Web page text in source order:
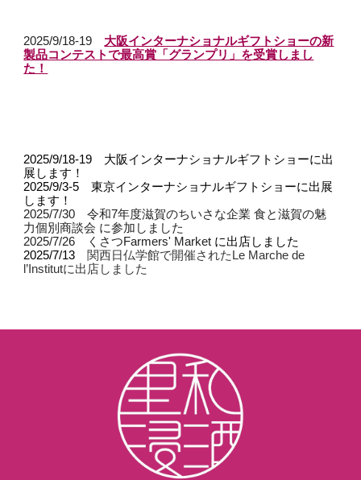
2025/9/18-19 大阪インターナショナルギフトショーの新
製品コンテストで最高賞「グランプリ」を受賞しまし
た！
2025/9/18-19 大阪インターナショナルギフトショーに出
展します！
2025/9/3-5 東京インターナショナルギフトショーに出展
します！
2025/7/30 令和7年度滋賀のちいさな企業 食と滋賀の魅
力個別商談会 に参加しました
2025/7/26
くさつFarmers' Market に出店しました
2025/7/13 関西日仏学館で開催されたLe Marche de
l’Institutに出店しました